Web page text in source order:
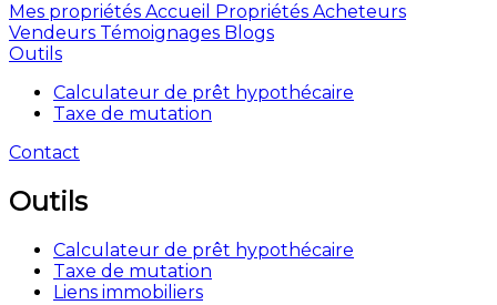
Mes propriétés Accueil Propriétés Acheteurs
Vendeurs Témoignages Blogs
Outils
Calculateur de prêt hypothécaire
Taxe de mutation
Contact
Outils
Calculateur de prêt hypothécaire
Taxe de mutation
Liens immobiliers